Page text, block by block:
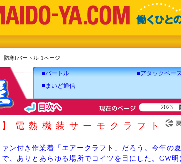
寒[バートル]1ページ
■バートル ■アタックベー
■まいど通信
2023
】電熱機装サーモクラフト
ン付き作業着「エアークラフト」だろう。今年の
、ありとあらゆる場所でコイツを目にした。GW